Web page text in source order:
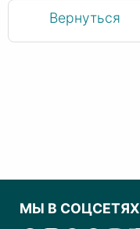
Вернуться
МЫ В СОЦСЕТЯХ